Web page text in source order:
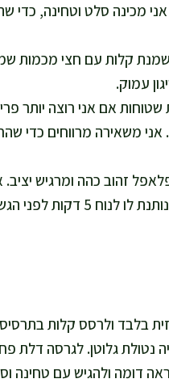
מכינה סלט וטחינה, כדי
אני משמנת קלות עם חצי מכמות
עמוק.
כדורים בקוטר 3–4 ס"מ או קציצות שטוחות אם אני רוצה
משאירה מרווחים כדי
ואופה עוד 8–13 דקות עד שהפלאפל זהוב כהה
אוהבת ממש פריך, אני מוסיפה 2 דקות גריל בסוף, תוך השגחה. אני
בלבד ולרסס קלות
גלוטן. לגרסה דלת
דומה ולהגיש עם טחינה